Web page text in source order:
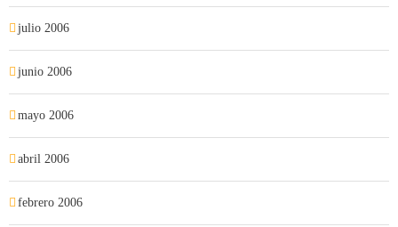
julio 2006
junio 2006
mayo 2006
abril 2006
febrero 2006